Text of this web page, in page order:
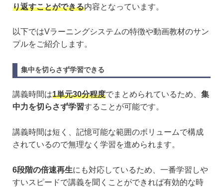
り返すことができる内容となっています。
以下ではVラーニングシステムの特徴や動画教材のサン
プルをご紹介します。
集中を切らさず学習できる
講義時間は1単元30分程度でまとめられているため、 集
中力を切らさず学習することが可能です。
講義時間は短く、記憶可能な範囲のボリュームで構成
されているので無理なく学習を進められます。
6段階の倍速再生にも対応しているため、一番学習しや
すいスピードで講義を聞くことができれば有効的な時